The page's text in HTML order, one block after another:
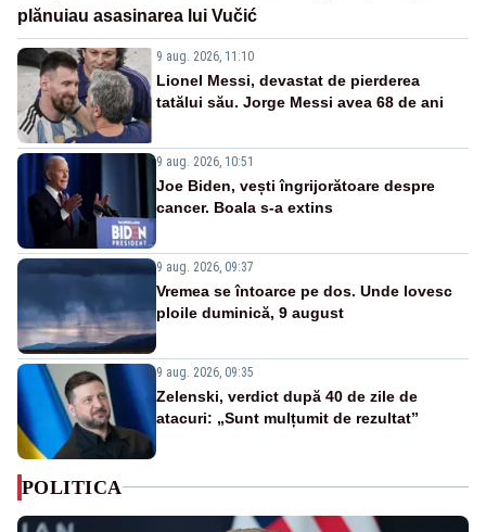
plănuiau asasinarea lui Vučić
9 aug. 2026, 11:10
Lionel Messi, devastat de pierderea
tatălui său. Jorge Messi avea 68 de ani
9 aug. 2026, 10:51
Joe Biden, vești îngrijorătoare despre
cancer. Boala s-a extins
9 aug. 2026, 09:37
Vremea se întoarce pe dos. Unde lovesc
ploile duminică, 9 august
9 aug. 2026, 09:35
Zelenski, verdict după 40 de zile de
atacuri: „Sunt mulțumit de rezultat”
POLITICA